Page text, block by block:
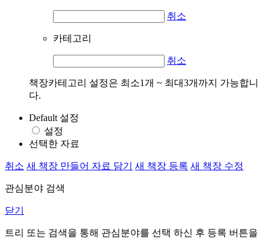
취소
카테고리
취소
책장카테고리 설정은 최소1개 ~ 최대3개까지 가능합니
다.
Default 설정
설정
선택한 자료
취소 새 책장 만들어 자료 담기 새 책장 등록 새 책장 수정
관심분야 검색
닫기
트리 또는 검색을 통해 관심분야를 선택 하신 후 등록 버튼을